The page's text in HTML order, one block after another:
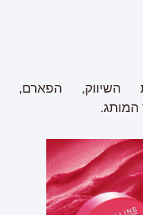
השיווק, הפארם,
המותג.